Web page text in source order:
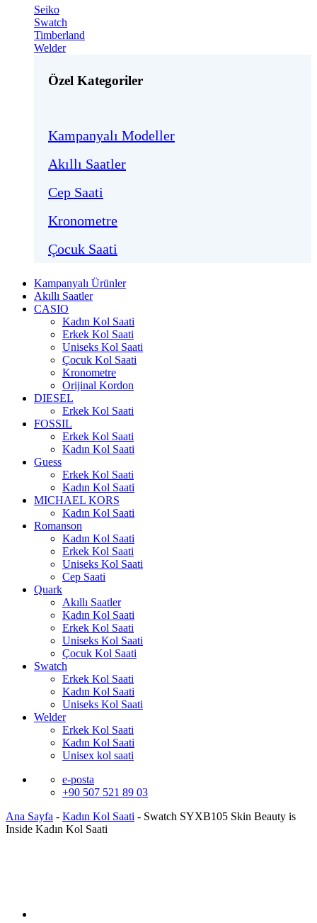
Seiko
Swatch
Timberland
Welder
Özel Kategoriler
Kampanyalı Modeller
Akıllı Saatler
Cep Saati
Kronometre
Çocuk Saati
Kampanyalı Ürünler
Akıllı Saatler
CASIO
Kadın Kol Saati
Erkek Kol Saati
Uniseks Kol Saati
Çocuk Kol Saati
Kronometre
Orijinal Kordon
DIESEL
Erkek Kol Saati
FOSSIL
Erkek Kol Saati
Kadın Kol Saati
Guess
Erkek Kol Saati
Kadın Kol Saati
MICHAEL KORS
Kadın Kol Saati
Romanson
Kadın Kol Saati
Erkek Kol Saati
Uniseks Kol Saati
Cep Saati
Quark
Akıllı Saatler
Kadın Kol Saati
Erkek Kol Saati
Uniseks Kol Saati
Çocuk Kol Saati
Swatch
Erkek Kol Saati
Kadın Kol Saati
Uniseks Kol Saati
Welder
Erkek Kol Saati
Kadın Kol Saati
Unisex kol saati
e-posta
+90 507 521 89 03
Ana Sayfa - Kadın Kol Saati - Swatch SYXB105 Skin Beauty is
Inside Kadın Kol Saati